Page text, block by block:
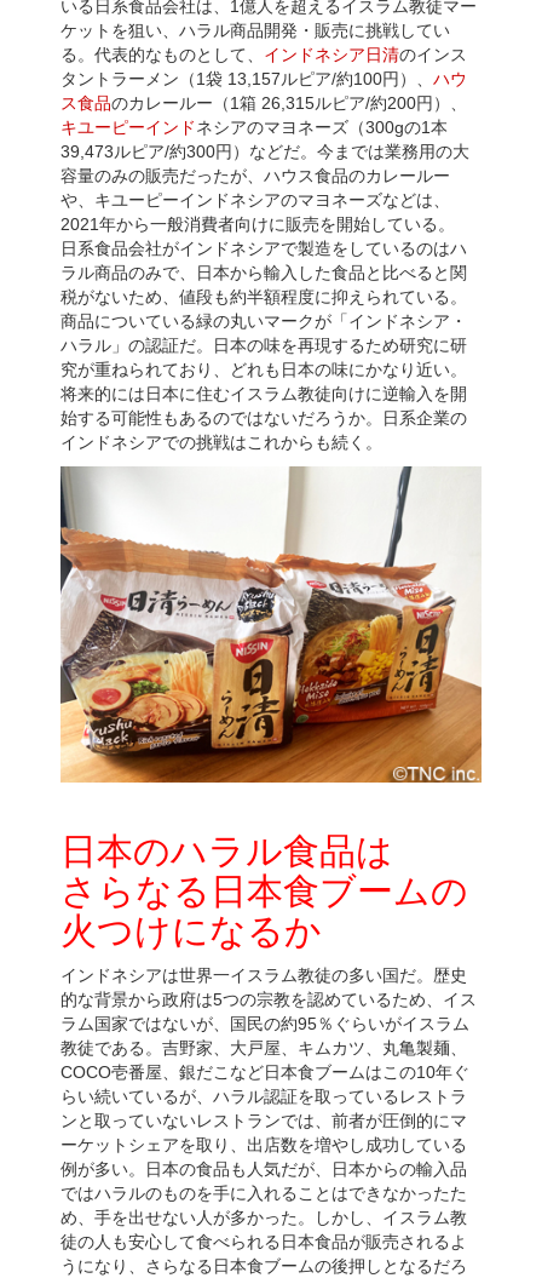
いる日系食品会社は、1億人を超えるイスラム教徒マー
ケットを狙い、ハラル商品開発・販売に挑戦してい
る。代表的なものとして、 インドネシア日清のインス
タントラーメン（1袋 13,157ルピア/約100円）、 ハウ
ス食品のカレールー（1箱 26,315ルピア/約200円）、
キユーピーインドネシアのマヨネーズ（300gの1本
39,473ルピア/約300円）などだ。今までは業務用の大
容量のみの販売だったが、ハウス食品のカレールー
や、キユーピーインドネシアのマヨネーズなどは、
2021年から一般消費者向けに販売を開始している。
日系食品会社がインドネシアで製造をしているのはハ
ラル商品のみで、日本から輸入した食品と比べると関
税がないため、値段も約半額程度に抑えられている。
商品についている緑の丸いマークが「インドネシア・
ハラル」の認証だ。日本の味を再現するため研究に研
究が重ねられており、どれも日本の味にかなり近い。
将来的には日本に住むイスラム教徒向けに逆輸入を開
始する可能性もあるのではないだろうか。日系企業の
インドネシアでの挑戦はこれからも続く。
日本のハラル食品は
さらなる日本食ブームの
火つけになるか
インドネシアは世界一イスラム教徒の多い国だ。歴史
的な背景から政府は5つの宗教を認めているため、イス
ラム国家ではないが、国民の約95％ぐらいがイスラム
教徒である。吉野家、大戸屋、キムカツ、丸亀製麺、
COCO壱番屋、銀だこなど日本食ブームはこの10年ぐ
らい続いているが、ハラル認証を取っているレストラ
ンと取っていないレストランでは、前者が圧倒的にマ
ーケットシェアを取り、出店数を増やし成功している
例が多い。日本の食品も人気だが、日本からの輸入品
ではハラルのものを手に入れることはできなかったた
め、手を出せない人が多かった。しかし、イスラム教
徒の人も安心して食べられる日本食品が販売されるよ
うになり、さらなる日本食ブームの後押しとなるだろ